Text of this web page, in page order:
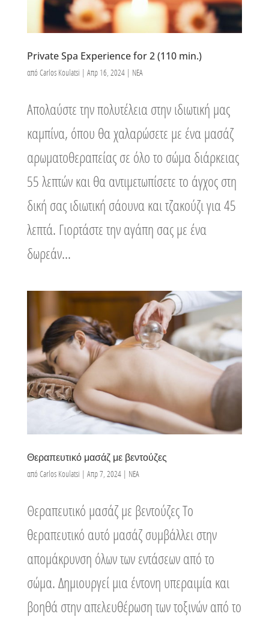
Private Spa Experience for 2 (110 min.)
από Carlos Koulatsi | Απρ 16, 2024| ΝΕΑ
Απολαύστε την πολυτέλεια στην ιδιωτική μας
καμπίνα, όπου θα χαλαρώσετε με ένα μασάζ
αρωματοθεραπείας σε όλο το σώμα διάρκειας
55 λεπτών και θα αντιμετωπίσετε το άγχος στη
δική σας ιδιωτική σάουνα και τζακούζι για 45
λεπτά. Γιορτάστε την αγάπη σας με ένα
δωρεάν...
Θεραπευτικό μασάζ με βεντούζες
από Carlos Koulatsi | Απρ 7, 2024| ΝΕΑ
Θεραπευτικό μασάζ με βεντούζες Το
θεραπευτικό αυτό μασάζ συμβάλλει στην
απομάκρυνση όλων των εντάσεων από το
σώμα. Δημιουργεί μια έντονη υπεραιμία και
βοηθά στην απελευθέρωση των τοξινών από το